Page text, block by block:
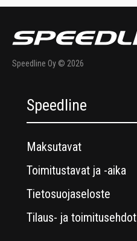
Speedline Oy © 2026
Speedline
Maksutavat
Toimitustavat ja -aika
Tietosuojaseloste
Tilaus- ja toimitusehdot